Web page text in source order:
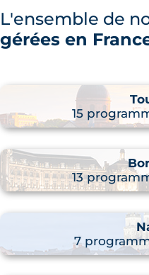
L'ensemble de
gérées en
15
13
7